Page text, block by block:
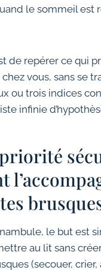
le sommeil est
de repérer ce qui
chez vous, sans se
ou trois indices
infinie
le but est
au lit sans
(secouer,